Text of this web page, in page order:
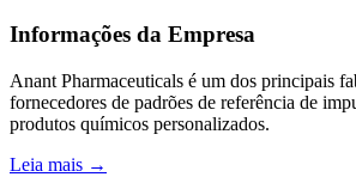
Informações da Empresa
Anant Pharmaceuticals é um dos principais
fornecedores de padrões de referência de
produtos químicos personalizados.
Leia mais →